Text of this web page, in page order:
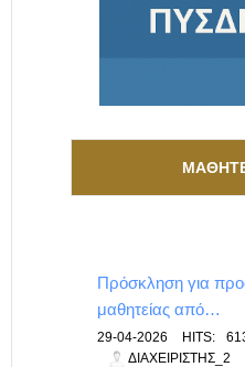
Πρόσκληση για
μαθητείας από…
29-04-2026 HITS:
ΔΙΑΧΕΙΡΙΣΤΉΣ_2